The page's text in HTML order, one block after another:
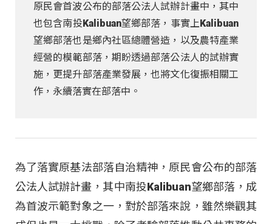
原民會首波公布的部落公法人試辦計畫中，其中
也包含南投Kalibuan望鄉部落，事實上Kalibuan
望鄉部落也是鄉內社區總體營造，以及農特產業
經營的模範部落，期盼透過部落公法人的試辦實
施，更提升部落產業發展，也將文化復振相關工
作，永續落實在部落中。
為了落實原基法部落自治精神，原民會公布的部落
公法人試辦計畫，其中南投Kalibuan望鄉部落，成
為首波示範對象之一，對於部落來說，雖然樂觀其